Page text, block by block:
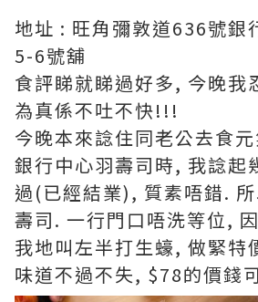
地址 : 旺角彌敦道636號銀
5-6號舖
食評睇就睇過好多, 今晚我
為真係不吐不快!!!
今晚本來諗住同老公去食
銀行中心羽壽司時, 我諗起
過(已經結業), 質素唔錯.
壽司. 一行門口唔洗等位,
我地叫左半打生蠔, 做緊特
味道不過不失, $78的價錢